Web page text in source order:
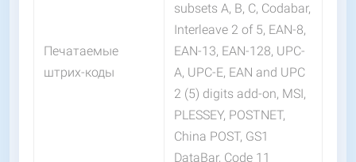
Печатаемые
штрих-коды
subsets A, B, C, Codabar,
Interleave 2 of 5, EAN-8,
EAN-13, EAN-128, UPC-
A, UPC-E, EAN and UPC
2 (5) digits add-on, MSI,
PLESSEY, POSTNET,
China POST, GS1
DataBar, Code 11